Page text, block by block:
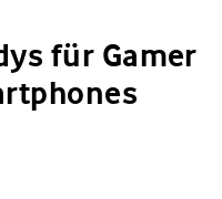
für Gamer